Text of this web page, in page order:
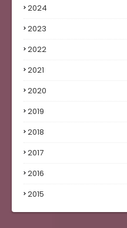
2024
2023
2022
2021
2020
2019
2018
2017
2016
2015